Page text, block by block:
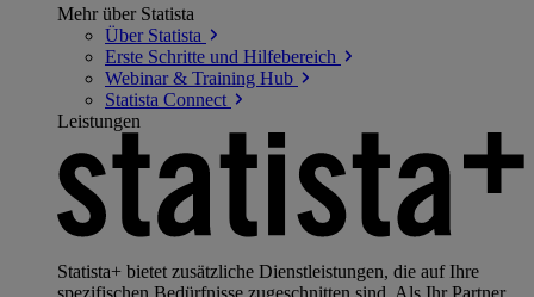
Mehr über Statista
Über Statista
Erste Schritte und Hilfebereich
Webinar & Training Hub
Statista Connect
Leistungen
Statista+ bietet zusätzliche Dienstleistungen, die auf Ihre
spezifischen Bedürfnisse zugeschnitten sind. Als Ihr Partner